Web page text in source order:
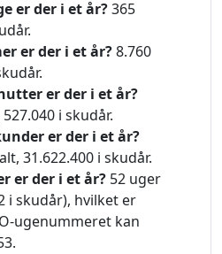
er der i et år?365
er der i et år?8.760
er der i et år?
i skudår.
er der i et år?
31.622.400 i skudår.
er der i et år? 52 uger
i skudår), hvilket er
ugenummeret kan